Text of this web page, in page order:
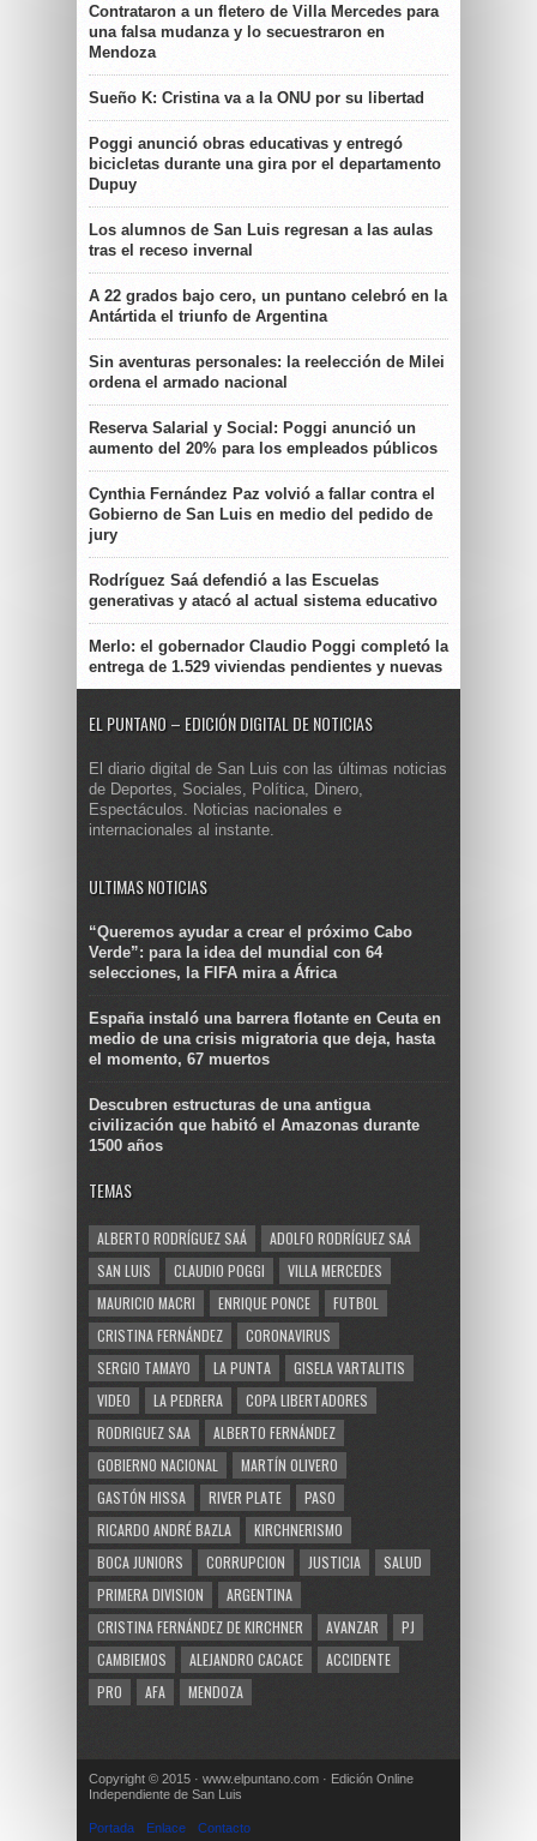
Contrataron a un fletero de Villa Mercedes para
una falsa mudanza y lo secuestraron en
Mendoza
Sueño K: Cristina va a la ONU por su libertad
Poggi anunció obras educativas y entregó
bicicletas durante una gira por el departamento
Dupuy
Los alumnos de San Luis regresan a las aulas
tras el receso invernal
A 22 grados bajo cero, un puntano celebró en la
Antártida el triunfo de Argentina
Sin aventuras personales: la reelección de Milei
ordena el armado nacional
Reserva Salarial y Social: Poggi anunció un
aumento del 20% para los empleados públicos
Cynthia Fernández Paz volvió a fallar contra el
Gobierno de San Luis en medio del pedido de
jury
Rodríguez Saá defendió a las Escuelas
generativas y atacó al actual sistema educativo
Merlo: el gobernador Claudio Poggi completó la
entrega de 1.529 viviendas pendientes y nuevas
EL PUNTANO – EDICIÓN DIGITAL DE NOTICIAS
El diario digital de San Luis con las últimas noticias
de Deportes, Sociales, Política, Dinero,
Espectáculos. Noticias nacionales e
internacionales al instante.
ULTIMAS NOTICIAS
“Queremos ayudar a crear el próximo Cabo
Verde”: para la idea del mundial con 64
selecciones, la FIFA mira a África
España instaló una barrera flotante en Ceuta en
medio de una crisis migratoria que deja, hasta
el momento, 67 muertos
Descubren estructuras de una antigua
civilización que habitó el Amazonas durante
1500 años
TEMAS
ALBERTO RODRÍGUEZ SAÁ
ADOLFO RODRÍGUEZ SAÁ
SAN LUIS
CLAUDIO POGGI
VILLA MERCEDES
MAURICIO MACRI
ENRIQUE PONCE
FUTBOL
CRISTINA FERNÁNDEZ
CORONAVIRUS
SERGIO TAMAYO
LA PUNTA
GISELA VARTALITIS
VIDEO
LA PEDRERA
COPA LIBERTADORES
RODRIGUEZ SAA
ALBERTO FERNÁNDEZ
GOBIERNO NACIONAL
MARTÍN OLIVERO
GASTÓN HISSA
RIVER PLATE
PASO
RICARDO ANDRÉ BAZLA
KIRCHNERISMO
BOCA JUNIORS
CORRUPCION JUSTICIA
SALUD
PRIMERA DIVISION
ARGENTINA
CRISTINA FERNÁNDEZ DE KIRCHNER
AVANZAR
PJ
CAMBIEMOS
ALEJANDRO CACACE
ACCIDENTE
PRO
AFA MENDOZA
Copyright © 2015 · www.elpuntano.com · Edición Online
Independiente de San Luis
Portada Enlace Contacto